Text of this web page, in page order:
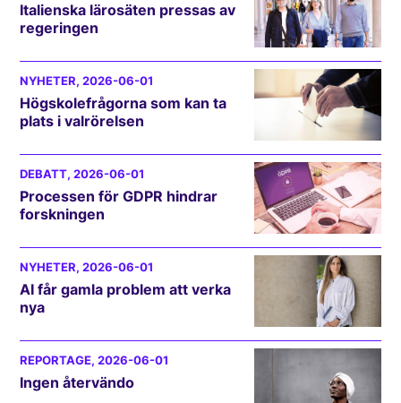
Italienska lärosäten pressas av
regeringen
NYHETER, 2026-06-01
Högskolefrågorna som kan ta
plats i valrörelsen
DEBATT, 2026-06-01
Processen för GDPR hindrar
forskningen
NYHETER, 2026-06-01
AI får gamla problem att verka
nya
REPORTAGE, 2026-06-01
Ingen återvändo